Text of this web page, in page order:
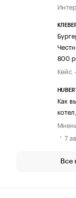
800
Кейс
Как
7
Все